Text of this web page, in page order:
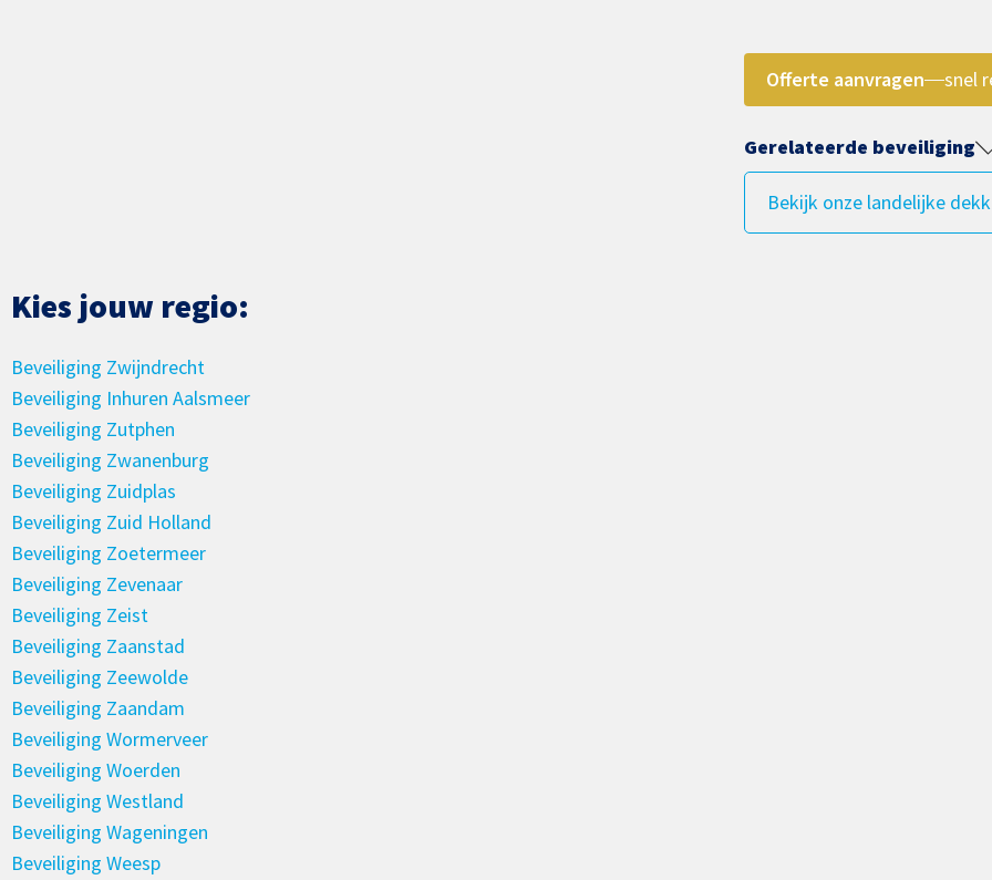
Offerte aanvragen snel
Gerelateerde beveiliging
Bekijk onze landelijke
Kies jouw regio:
Beveiliging Zwijndrecht
Beveiliging Inhuren Aalsmeer
Beveiliging Zutphen
Beveiliging Zwanenburg
Beveiliging Zuidplas
Beveiliging Zuid Holland
Beveiliging Zoetermeer
Beveiliging Zevenaar
Beveiliging Zeist
Beveiliging Zaanstad
Beveiliging Zeewolde
Beveiliging Zaandam
Beveiliging Wormerveer
Beveiliging Woerden
Beveiliging Westland
Beveiliging Wageningen
Beveiliging Weesp